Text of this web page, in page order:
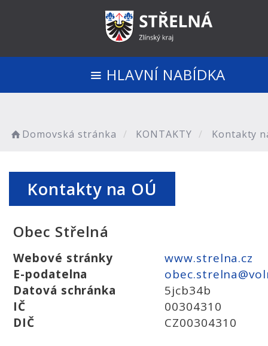
HLAVNÍ NABÍDKA
Domovská stránka KONTAKTY Kontakty
Kontakty na OÚ
Obec Střelná
Webové stránky
www.strelna.cz
E-podatelna
Datová schránka
5jcb34b
IČ
00304310
DIČ
CZ00304310